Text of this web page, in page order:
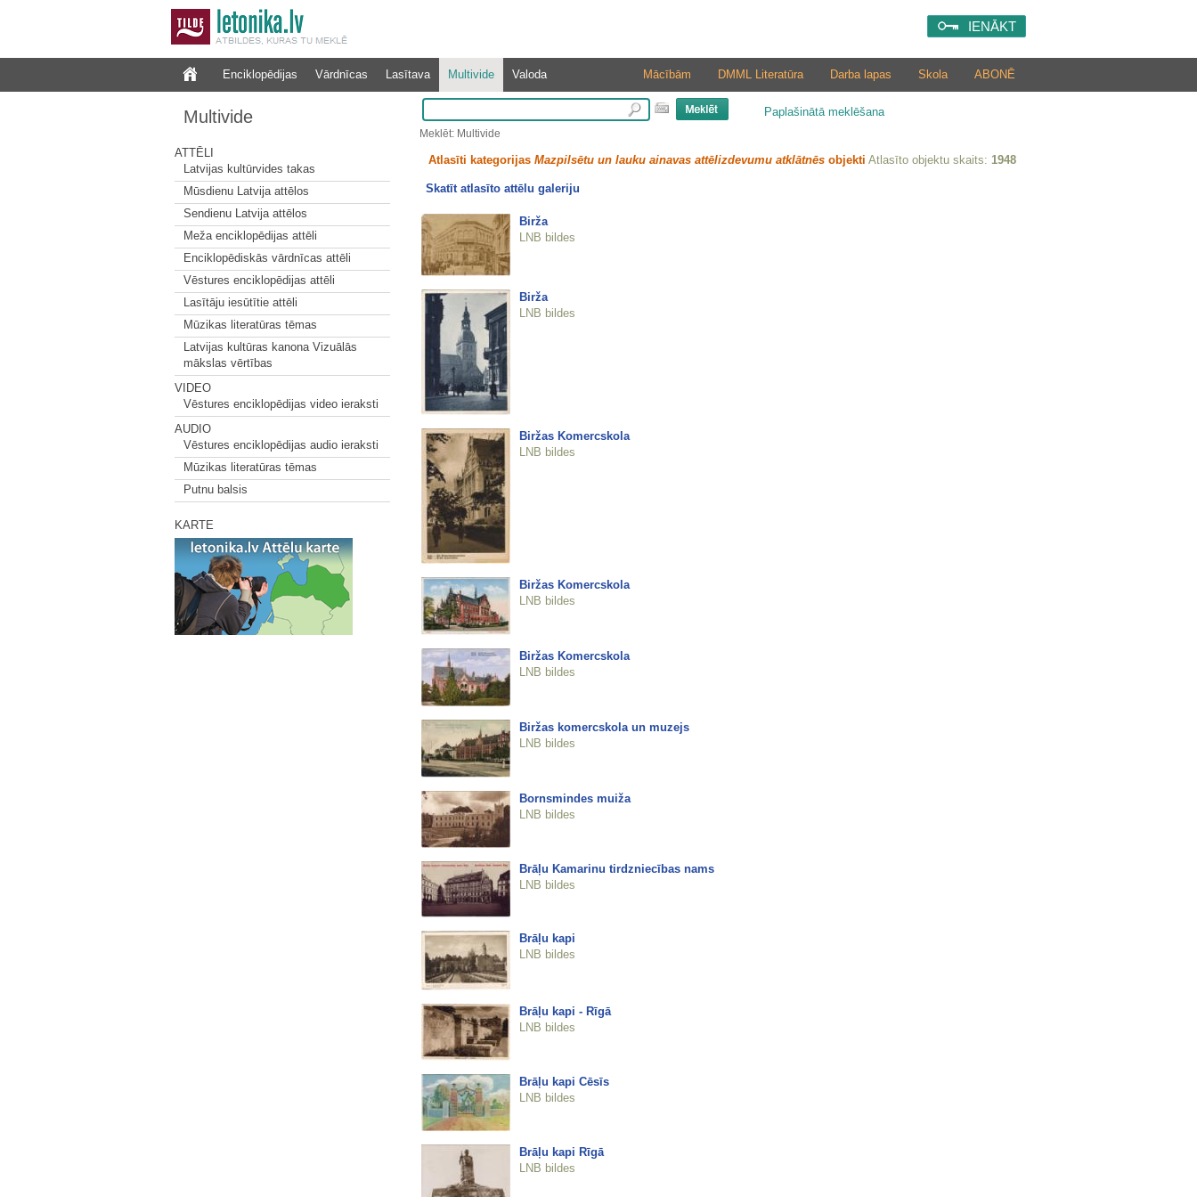
IENĀKT
Enciklopēdijas Vārdnīcas Lasītava Multivide Valoda ABONĒ
Skola
Darba lapas
DMML Literatūra
Mācībām
Multivide
ATTĒLI
Latvijas kultūrvides takas
Mūsdienu Latvija attēlos
Sendienu Latvija attēlos
Meža enciklopēdijas attēli
Enciklopēdiskās vārdnīcas attēli
Vēstures enciklopēdijas attēli
Lasītāju iesūtītie attēli
Mūzikas literatūras tēmas
Latvijas kultūras kanona Vizuālās
mākslas vērtības
VIDEO
Vēstures enciklopēdijas video ieraksti
AUDIO
Vēstures enciklopēdijas audio ieraksti
Mūzikas literatūras tēmas
Putnu balsis
KARTE
Paplašinātā meklēšana
Meklēt: Multivide
Atlasīti kategorijas Mazpilsētu un lauku ainavas attēlizdevumu atklātnēsobjekti Atlasīto objektu skaits: 1948
Skatīt atlasīto attēlu galeriju
Birža
LNB bildes
Birža
LNB bildes
Biržas Komercskola
LNB bildes
Biržas Komercskola
LNB bildes
Biržas Komercskola
LNB bildes
Biržas komercskola un muzejs
LNB bildes
Bornsmindes muiža
LNB bildes
Brāļu Kamarinu tirdzniecības nams
LNB bildes
Brāļu kapi
LNB bildes
Brāļu kapi - Rīgā
LNB bildes
Brāļu kapi Cēsīs
LNB bildes
Brāļu kapi Rīgā
LNB bildes